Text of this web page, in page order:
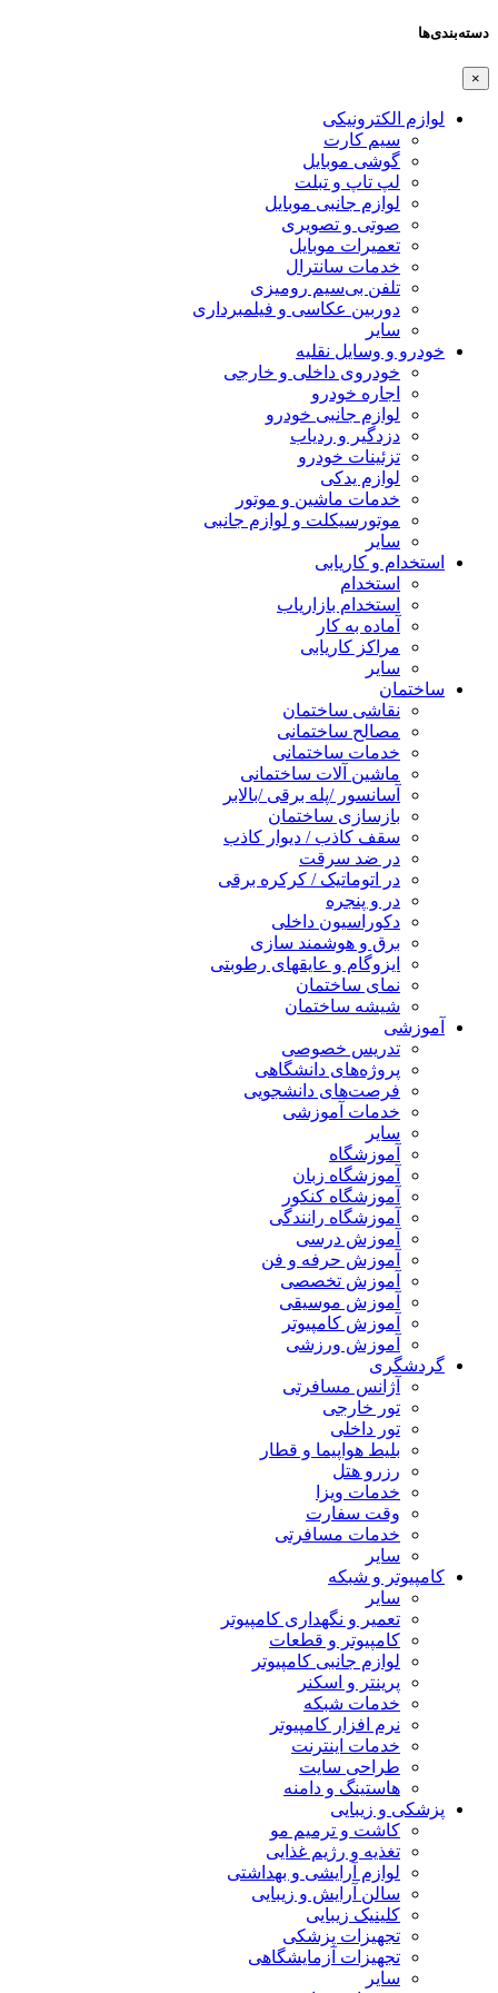
الکترونیکی
سیم کارت
گوشی موبایل
لپ تاپ و تبلت
لوازم جانبی موبایل
صوتی و تصویری
تعمیرات موبایل
خدمات سانترال
تلفن بی‌سیم رومیزی
دوربین عکاسی و فیلمبرداری
و وسایل نقلیه
خودروی داخلی و خارجی
اجاره خودرو
لوازم جانبی خودرو
دزدگیر و ردیاب
تزئینات خودرو
لوازم یدکی
خدمات ماشین و موتور
موتورسیکلت و لوازم جانبی
و کاریابی
استخدام
استخدام بازاریاب
آماده به کار
مراکز کاریابی
نقاشی ساختمان
مصالح ساختمانی
خدمات ساختمانی
ماشین آلات ساختمانی
آسانسور /پله برقی /بالابر
بازسازی ساختمان
سقف کاذب / دیوار کاذب
در ضد سرقت
در اتوماتیک / کرکره برقی
در و پنجره
دکوراسیون داخلی
برق و هوشمند سازی
ایزوگام و عایقهای رطوبتی
نمای ساختمان
شیشه ساختمان
تدریس خصوصی
پروژه‌های دانشگاهی
فرصت‌های دانشجویی
خدمات آموزشی
آموزشگاه
آموزشگاه زبان
آموزشگاه کنکور
آموزشگاه رانندگی
آموزش درسی
آموزش حرفه و فن
آموزش تخصصی
آموزش موسیقی
آموزش کامپیوتر
آموزش ورزشی
آژانس مسافرتی
تور خارجی
تور داخلی
بلیط هواپیما و قطار
رزرو هتل
خدمات ویزا
وقت سفارت
خدمات مسافرتی
و شبکه
تعمیر و نگهداری کامپیوتر
کامپیوتر و قطعات
لوازم جانبی کامپیوتر
پرینتر و اسکنر
خدمات شبکه
نرم افزار کامپیوتر
خدمات اینترنت
طراحی سایت
هاستینگ و دامنه
و زیبایی
کاشت و ترمیم مو
تغذیه و رژیم غذایی
لوازم آرایشی و بهداشتی
سالن آرایش و زیبایی
کلینیک زیبایی
تجهیزات پزشکی
تجهیزات آزمایشگاهی